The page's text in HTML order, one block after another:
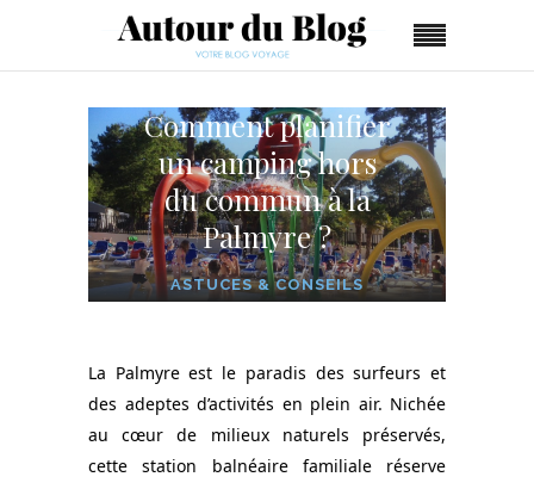
Comment planifier
un camping hors
du commun à la
Palmyre ?
ASTUCES & CONSEILS
La Palmyre est le paradis des surfeurs et
des adeptes d’activités en plein air. Nichée
au cœur de milieux naturels préservés,
cette station balnéaire familiale réserve